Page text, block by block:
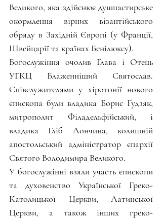
Великого, яка здійснює душпастирське
окормлення вірних візантійського
обряду в Західній Європі (у Франції,
Швейцарії та країнах Бенілюксу).
Богослужіння очолив Глава і Отець
УГКЦ Блаженніший Святослав.
Співслужителями у хіротонії нового
єпископа були владика Борис Ґудзяк,
митрополит Філадельфійський, і
владика Гліб Лончина, колишній
апостольський адміністратор єпархії
Святого Володимира Великого.
У богослужінні взяли участь єпископи
та духовенство Української Греко-
Католицької Церкви, Латинської
Церкви, а також інших греко-